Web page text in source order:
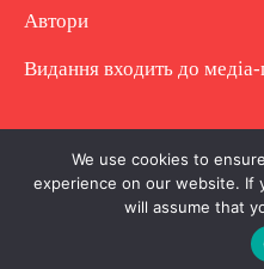
Автори
Видання входить до
Copyright © Повне
заборонено. Частково
We use cookies to
experience on our website. If
will assume that